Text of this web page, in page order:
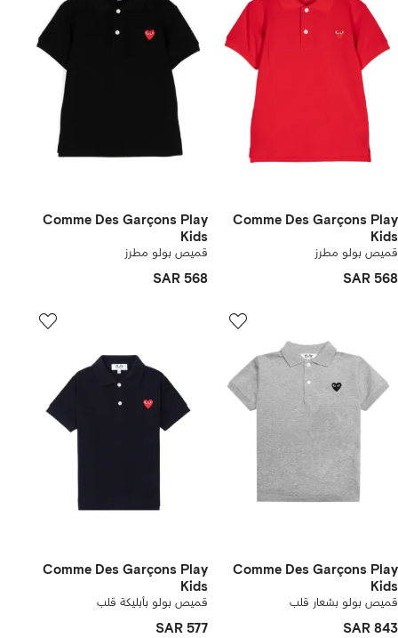
Comme Des Garçons Play
Kids
قميص بولو مطرز
SAR 568
Comme Des Garçons Play
Kids
قميص بولو مطرز
SAR 568
Comme Des Garçons Play
Kids
قميص بولو بشعار قلب
SAR 843
Comme Des Garçons Play
Kids
قميص بولو بأبليكة قلب
SAR 577